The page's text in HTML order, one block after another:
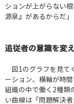
ションが上がらない
源泉』があるからだ」
追従者の意識を変
図1のグラフを見て
ーション、横軸が時
組織の中で働く2種類
い曲線は「問題解決